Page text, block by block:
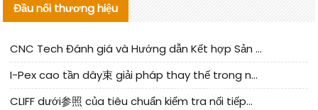
Đầu nối thương hiệu
CNC Tech Đánh giá và Hướng dẫn Kết hợp Sản xuất Linh kiện Cable Nội địa
I-Pex cao tần dây束 giải pháp thay thế trong nước phân tích
CLIFF dưới参照 của tiêu chuẩn kiểm tra nối tiếp器 trong nước được cập nhật